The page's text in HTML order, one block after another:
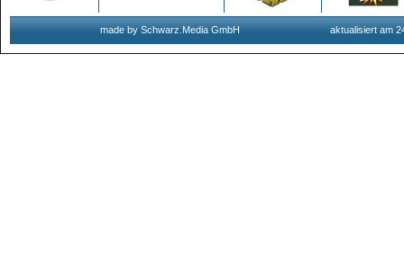
made by Schwarz.Media GmbH aktualisiert am